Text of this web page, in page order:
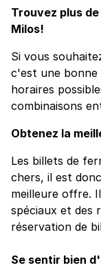
Trouvez plus
Milos!
Si vous
c'est une bonne
horaires
combinaisons
Obtenez la
Les billets de
chers, il est
meilleure offre.
spéciaux et des
réservation de
Se sentir bien